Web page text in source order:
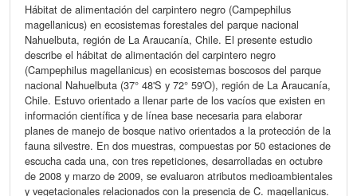
Hábitat de alimentación del carpintero negro (Campephilus
magellanicus) en ecosistemas forestales del parque nacional
Nahuelbuta, región de La Araucanía, Chile. El presente estudio
describe el hábitat de alimentación del carpintero negro
(Campephilus magellanicus) en ecosistemas boscosos del parque
nacional Nahuelbuta (37° 48'S y 72° 59'O), región de La Araucanía,
Chile. Estuvo orientado a llenar parte de los vacíos que existen en
información científica y de línea base necesaria para elaborar
planes de manejo de bosque nativo orientados a la protección de la
fauna silvestre. En dos muestras, compuestas por 50 estaciones de
escucha cada una, con tres repeticiones, desarrolladas en octubre
de 2008 y marzo de 2009, se evaluaron atributos medioambientales
y vegetacionales relacionados con la presencia de C. magellanicus.